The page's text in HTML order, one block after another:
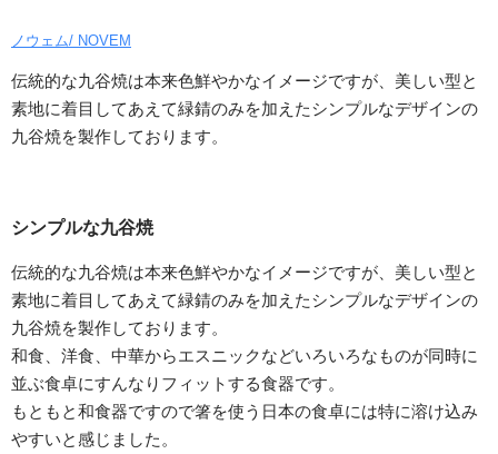
ノウェム/ NOVEM
伝統的な九谷焼は本来色鮮やかなイメージですが、美しい型と
素地に着目してあえて緑錆のみを加えたシンプルなデザインの
九谷焼を製作しております。
シンプルな九谷焼
伝統的な九谷焼は本来色鮮やかなイメージですが、美しい型と
素地に着目してあえて緑錆のみを加えたシンプルなデザインの
九谷焼を製作しております。
和食、洋食、中華からエスニックなどいろいろなものが同時に
並ぶ食卓にすんなりフィットする食器です。
もともと和食器ですので箸を使う日本の食卓には特に溶け込み
やすいと感じました。